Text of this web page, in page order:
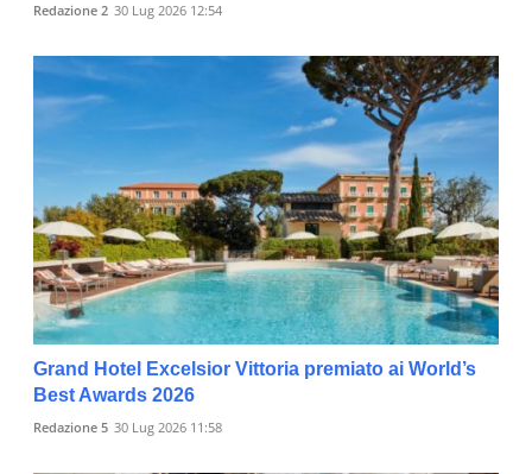
Redazione 2 30 Lug 2026 12:54
Grand Hotel Excelsior Vittoria premiato ai World’s
Best Awards 2026
Redazione 5 30 Lug 2026 11:58